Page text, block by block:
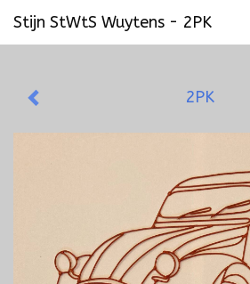
Stijn StWtS Wuytens - 2PK
2PK